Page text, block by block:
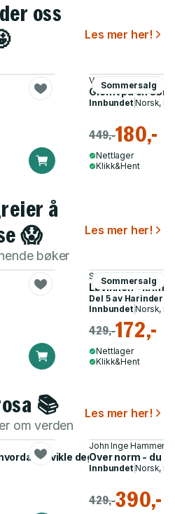
oss
Les mer her!
Sommersalg
Valérie Perrin
Glemt på en
Innbundet|Norsk,
449,-180,-
Nettlager
Klikk&Hent
å
😱
bøker
Les mer her!
Sommersalg
Sven Petter Næss
Løvinnen -
Del 5 av Harinder
Innbundet|Norsk,
429,-172,-
Nettlager
Klikk&Hent
📚
om verden
Les mer her!
utvikle deg som leder :
John Inge
Over norm - du
Innbundet|Norsk,
429,-390,-